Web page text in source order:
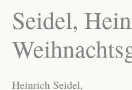
Seidel,
Heinrich Seidel,